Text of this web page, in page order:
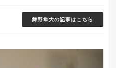
舞野隼大の記事はこちら